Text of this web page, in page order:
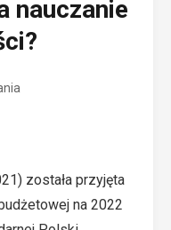
nauczanie
została przyjęta
na 2022